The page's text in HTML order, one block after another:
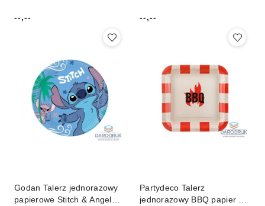
Cena:
--,--
Cena:
--,--
Godan Talerz jednorazowy
papierowe Stitch & Angel
Partydeco Talerz
jednorazowy BBQ papier śr.